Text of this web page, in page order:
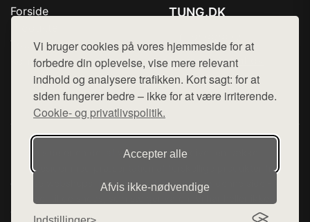
Vi bruger cookies på vores hjemmeside for at
forbedre din oplevelse, vise mere relevant
indhold og analysere trafikken. Kort sagt: for at
siden fungerer bedre – ikke for at være irriterende.
Cookie- og privatlivspolitik.
Accepter alle
Afvis ikke‑nødvendige
Forside
Top Rabatter
Kontakt
TUNG.DK
Mail: hej@want.dk
Cookie- og privatlivspolitik
Denne side er en del af want.dk, der udgiver en række
hjemmesider med præsentation af forskellige produkter fra
diverse webshops. Der sælges ikke varer fra denne side - vi
varerne på lager.